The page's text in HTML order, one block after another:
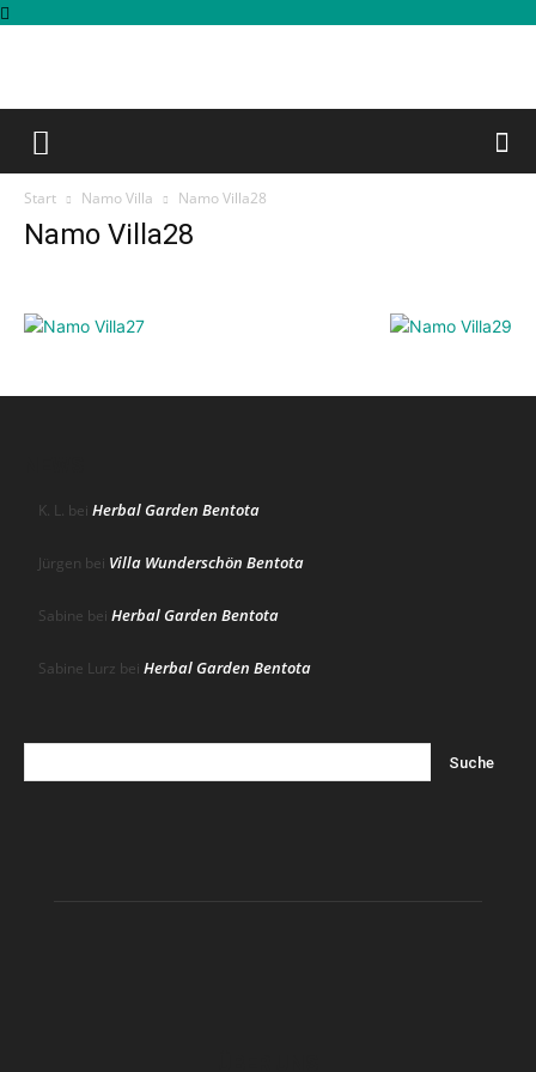
Start Namo Villa Namo Villa28
Namo Villa28
K. L. bei Herbal Garden Bentota
Jürgen bei Villa Wunderschön Bentota
Sabine bei Herbal Garden Bentota
Sabine Lurz bei Herbal Garden Bentota